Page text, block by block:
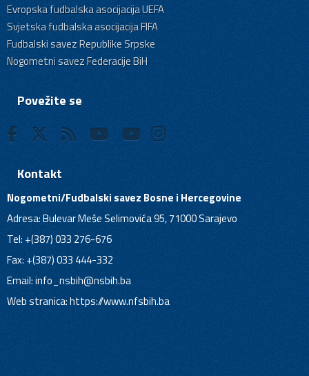
Evropska fudbalska asocijacija UEFA
Svjetska fudbalska asocijacija FIFA
Fudbalski savez Republike Srpske
Nogometni savez Federacije BiH
Povežite se
Kontakt
Nogometni/Fudbalski savez Bosne i Hercegovine
Adresa: Bulevar Meše Selimovića 95, 71000 Sarajevo
Tel: +(387) 033 276-676
Fax: +(387) 033 444-332
Email:info_nsbih@nsbih.ba
Web stranica: https://www.nfsbih.ba